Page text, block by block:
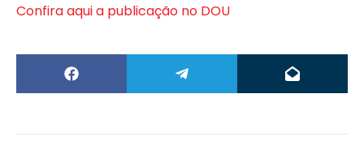
Confira aqui a publicação no DOU